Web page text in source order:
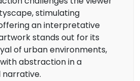
stimulating
an interpretative
stands out for its
of urban environments,
abstraction in a
narrative.